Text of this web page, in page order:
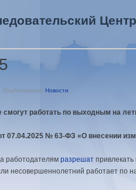
Центр
. Опубликовано Новости
работать по выходным на
07.04.2025 № 63-ФЗ «О внесении
работодателям разрешат
несовершеннолетний работает по